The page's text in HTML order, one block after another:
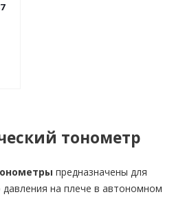
тонометр
предназначены для
на плече в автономном